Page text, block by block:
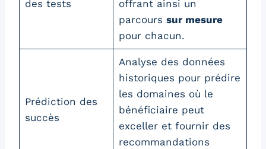
des tests
offrant ainsi un
parcours sur mesure
pour chacun.
Prédiction des
succès
Analyse des données
historiques pour prédire
les domaines où le
bénéficiaire peut
exceller et fournir des
recommandations